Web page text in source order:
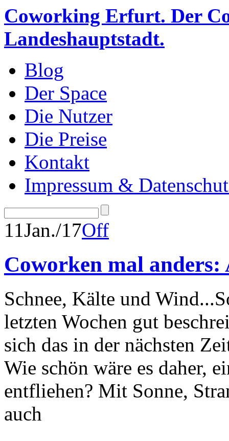
Coworking Erfurt. Der
Landeshauptstadt.
Blog
Der Space
Die Nutzer
Die Preise
Kontakt
Impressum &
11Jan./17Off
Coworken mal anders:
Schnee, Kälte und
letzten Wochen gut
sich das in der nächsten
Wie schön wäre es daher,
entfliehen? Mit Sonne,
auch